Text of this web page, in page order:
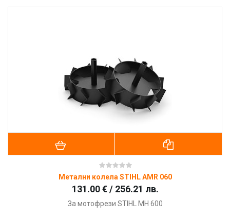
Метални колела STIHL AMR 060
131.00 € / 256.21 лв.
За мотофрези STIHL MH 600